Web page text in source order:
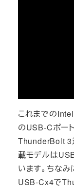
これまでの
のUSB-Cポー
ThunderBolt 3
載モデルは
います。ちな
USB-Cx4で